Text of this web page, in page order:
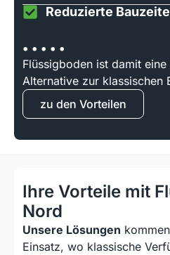
Reduzierte
• • • • •
Flüssigboden ist damit
Alternative zur klassischen
zu den Vorteilen
Ihre Vorteile mit
Nord
Unsere Lösungen
Einsatz, wo klassische